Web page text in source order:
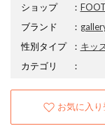
ショップ ：
ブランド
：
性別タイプ
： キッ
カテゴリ
：
お気に入り